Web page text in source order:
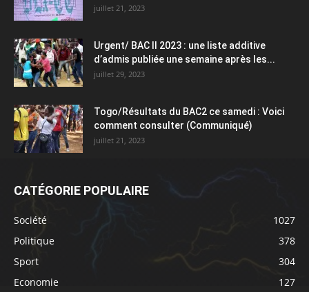
juillet 21, 2023
Urgent/ BAC II 2023 : une liste additive
d’admis publiée une semaine après les...
juillet 29, 2023
Togo/Résultats du BAC2 ce samedi : Voici
comment consulter (Communiqué)
juillet 21, 2023
CATÉGORIE POPULAIRE
Société
1027
Politique
378
Sport
304
Economie
127